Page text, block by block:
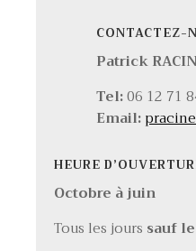
CONTACTEZ-
Patrick
Tel:06 12 71
Email:
HEURE
Octobre à juin
Tous les jours sauf